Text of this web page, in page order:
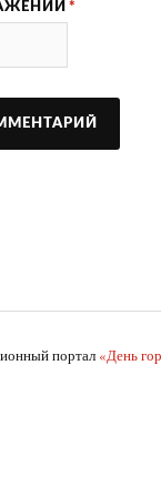
*
портал «День